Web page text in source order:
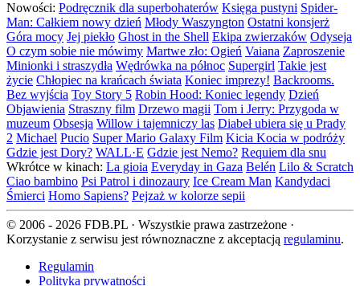
Nowości: Podręcznik dla superbohaterów Księga pustyni Spider-
Man: Całkiem nowy dzień Młody Waszyngton Ostatni konsjerż
Góra mocy Jej piekło Ghost in the Shell Ekipa zwierzaków Odyseja
O czym sobie nie mówimy Martwe zło: Ogień Vaiana Zaproszenie
Minionki i straszydła Wędrówka na północ Supergirl Takie jest
życie Chłopiec na krańcach świata Koniec imprezy! Backrooms.
Bez wyjścia Toy Story 5 Robin Hood: Koniec legendy Dzień
Objawienia Straszny film Drzewo magii Tom i Jerry: Przygoda w
muzeum Obsesja Willow i tajemniczy las Diabeł ubiera się u Prady
2 Michael Pucio Super Mario Galaxy Film Kicia Kocia w podróży
Gdzie jest Dory? WALL·E Gdzie jest Nemo? Requiem dla snu
Wkrótce w kinach: La gioia Everyday in Gaza Belén Lilo & Scratch
Ciao bambino Psi Patrol i dinozaury Ice Cream Man Kandydaci
Śmierci Homo Sapiens? Pejzaż w kolorze sepii
© 2006 - 2026 FDB.PL · Wszystkie prawa zastrzeżone ·
Korzystanie z serwisu jest równoznaczne z akceptacją regulaminu.
Regulamin
Polityka prywatności